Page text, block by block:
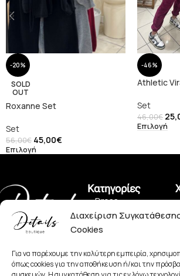
Διαχείριση
Cookies
Για να παρέχουμε την καλύτερη εμπειρία,
όπως cookies για την αποθήκευση ή/και την
-20%
SOLD
OUT
Roxanne Set
Set
56,00€ 45,00€
Επιλογή
-46%
Athletic
Set
46,00€
Επιλογή
Πραξιτέλους 150,
Πειραιάς 185 35
+30 2104128562
detailsboutiqueofficial@hotmail.com
Κατηγορίες
• Dress
• Pants
• Set